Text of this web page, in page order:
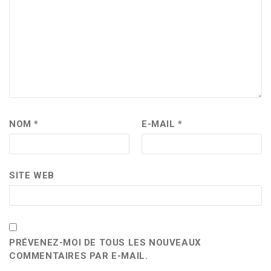
NOM* E-MAIL*
SITE WEB
PRÉVENEZ-MOI DE TOUS LES NOUVEAUX
COMMENTAIRES PAR E-MAIL.